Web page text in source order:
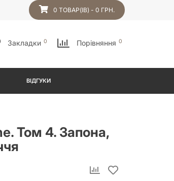
0 ТОВАР(ІВ) - 0 ГРН.
Закладки 0 Порівняння 0
ВІДГУКИ
Том 4. Запона,